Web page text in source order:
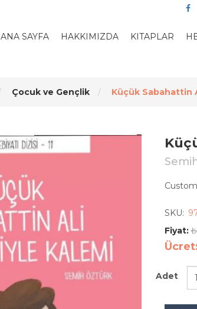
ANA SAYFA HAKKIMIZDA KITAPLAR
Çocuk ve Gençlik Küçük Sabahattin
SKU:
Fiyat:
Adet